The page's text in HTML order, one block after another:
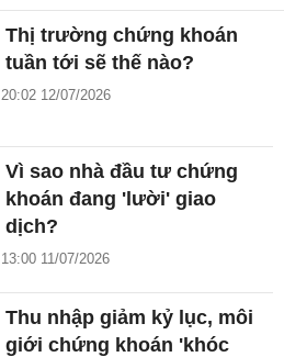
Thị trường chứng khoán
tuần tới sẽ thế nào?
20:02 12/07/2026
Vì sao nhà đầu tư chứng
khoán đang 'lười' giao
dịch?
13:00 11/07/2026
Thu nhập giảm kỷ lục, môi
giới chứng khoán 'khóc